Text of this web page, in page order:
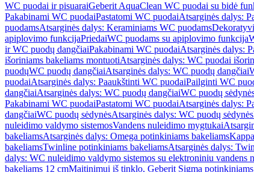
WC puodai ir pisuaraiGeberit AquaClean WC puodai su bidė
Pakabinami WC puodaiPastatomi WC puodaiAtsarginės dalys:
puodamsAtsarginės dalys: Keraminiams WC puodams
apiplovimo funkcijaPriedaiWC puodams su apiplovimo funkcija
ir WC puodų dangčiaiPakabinami WC puodaiAtsarginės dalys:
išoriniams bakeliams montuotiAtsarginės dalys: WC puodai
puodųWC puodų dangčiaiAtsarginės dalys: WC puodų dangčiai
puodaiAtsarginės dalys: Paaukštinti WC puodaiPailginti WC
dangčiaiAtsarginės dalys: WC puodų dangčiaiWC puodų
Pakabinami WC puodaiPastatomi WC puodaiAtsarginės dalys:
dangčiaiWC puodų sėdynėsAtsarginės dalys: WC puodų sėdynės
nuleidimo valdymo sistemosVandens nuleidimo mygtukai
bakeliamsAtsarginės dalys: Omega potinkiniams bakeliams
bakeliamsTwinline potinkiniams bakeliamsAtsarginės dalys:
dalys: WC nuleidimo valdymo sistemos su elektroniniu vandens
bakeliams 12 cmMaitinimui iš tinklo, Geberit Sigma